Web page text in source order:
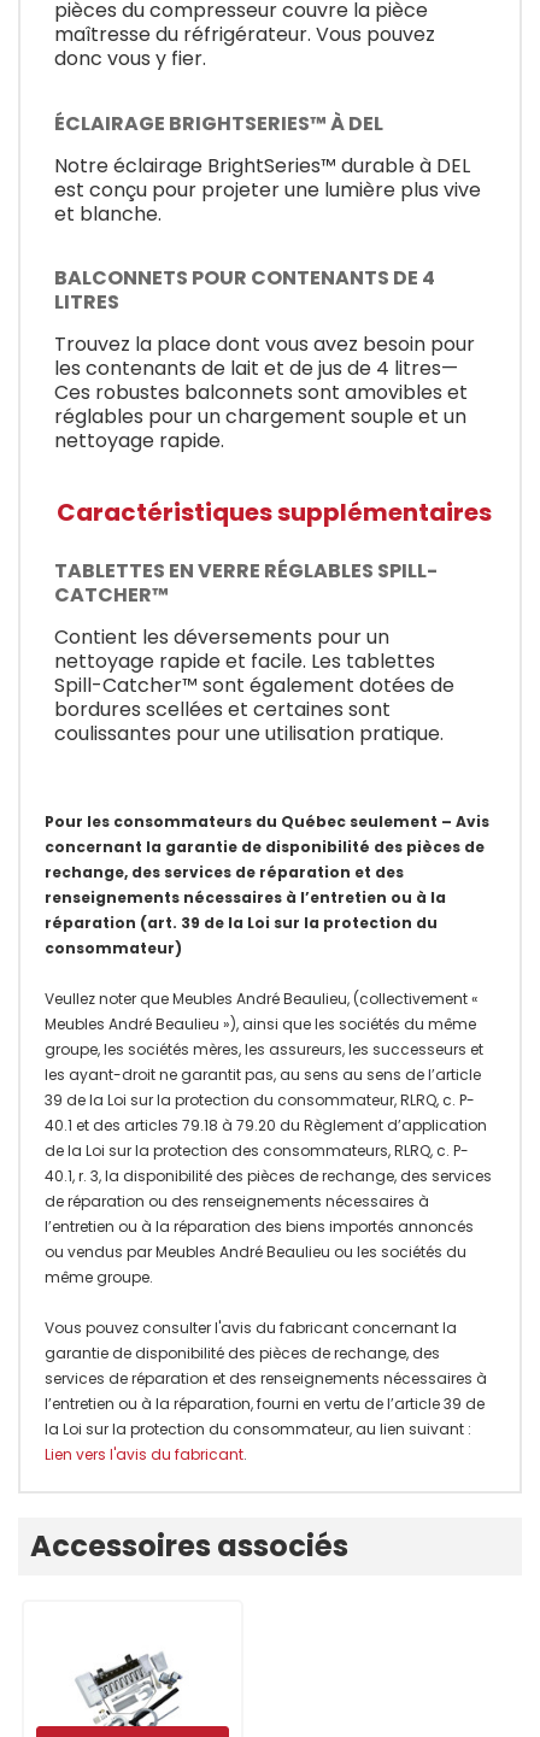
pièces du compresseur couvre la pièce
maîtresse du réfrigérateur. Vous pouvez
donc vous y fier.
ÉCLAIRAGE BRIGHTSERIES™ À DEL
Notre éclairage BrightSeries™ durable à DEL
est conçu pour projeter une lumière plus vive
et blanche.
BALCONNETS POUR CONTENANTS DE 4
LITRES
Trouvez la place dont vous avez besoin pour
les contenants de lait et de jus de 4 litres—
Ces robustes balconnets sont amovibles et
réglables pour un chargement souple et un
nettoyage rapide.
Caractéristiques supplémentaires
TABLETTES EN VERRE RÉGLABLES SPILL-
CATCHER™
Contient les déversements pour un
nettoyage rapide et facile. Les tablettes
Spill-Catcher™ sont également dotées de
bordures scellées et certaines sont
coulissantes pour une utilisation pratique.
Pour les consommateurs du Québec seulement – Avis
concernant la garantie de disponibilité des pièces de
rechange, des services de réparation et des
renseignements nécessaires à l’entretien ou à la
réparation (art. 39 de la Loi sur la protection du
consommateur)
Veullez noter que Meubles André Beaulieu, (collectivement «
Meubles André Beaulieu »), ainsi que les sociétés du même
groupe, les sociétés mères, les assureurs, les successeurs et
les ayant-droit ne garantit pas, au sens au sens de l’article
39 de la Loi sur la protection du consommateur, RLRQ, c. P-
40.1 et des articles 79.18 à 79.20 du Règlement d’application
de la Loi sur la protection des consommateurs, RLRQ, c. P-
40.1, r. 3, la disponibilité des pièces de rechange, des services
de réparation ou des renseignements nécessaires à
l’entretien ou à la réparation des biens importés annoncés
ou vendus par Meubles André Beaulieu ou les sociétés du
même groupe.
Vous pouvez consulter l'avis du fabricant concernant la
garantie de disponibilité des pièces de rechange, des
services de réparation et des renseignements nécessaires à
l’entretien ou à la réparation, fourni en vertu de l’article 39 de
la Loi sur la protection du consommateur, au lien suivant :
Lien vers l'avis du fabricant.
Accessoires associés